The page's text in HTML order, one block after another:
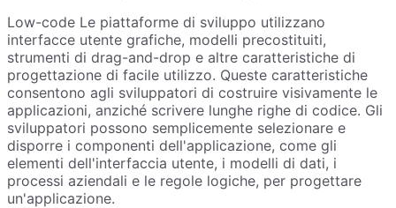
Low-code Le piattaforme di sviluppo utilizzano
interfacce utente grafiche, modelli precostituiti,
strumenti di drag-and-drop e altre caratteristiche di
progettazione di facile utilizzo. Queste caratteristiche
consentono agli sviluppatori di costruire visivamente le
applicazioni, anziché scrivere lunghe righe di codice. Gli
sviluppatori possono semplicemente selezionare e
disporre i componenti dell'applicazione, come gli
elementi dell'interfaccia utente, i modelli di dati, i
processi aziendali e le regole logiche, per progettare
un'applicazione.